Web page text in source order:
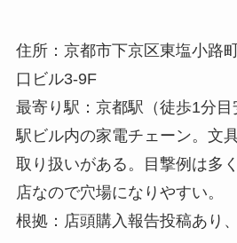
住所：京都市下京区東塩小路
口ビル3-9F
最寄り駅：京都駅（徒歩1分目
駅ビル内の家電チェーン。文
取り扱いがある。目撃例は多
店なので穴場になりやすい。
根拠：店頭購入報告投稿あり